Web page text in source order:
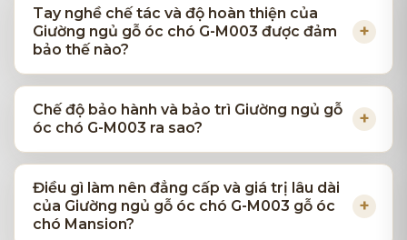
Tay nghề chế tác và độ hoàn thiện của
Giường ngủ gỗ óc chó G-M003 được đảm
bảo thế nào?
Chế độ bảo hành và bảo trì Giường ngủ gỗ
óc chó G-M003 ra sao?
Điều gì làm nên đẳng cấp và giá trị lâu dài
của Giường ngủ gỗ óc chó G-M003 gỗ óc
chó Mansion?